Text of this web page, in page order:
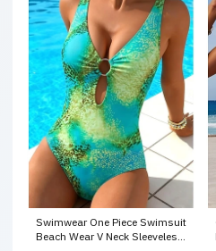
Swimwear One Piece Swimsuit
Beach Wear V Neck Sleeveless